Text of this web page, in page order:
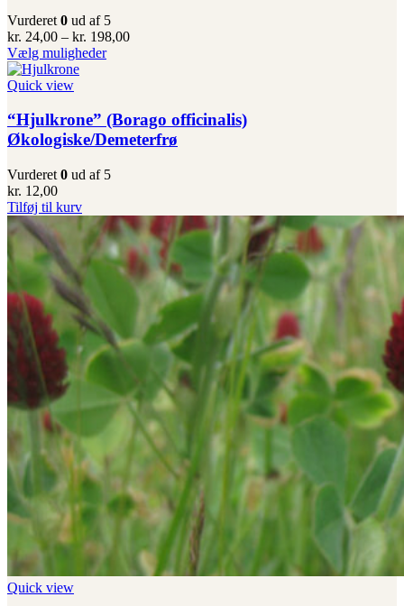
på
varesiden
Vurderet 0 ud af 5
kr. 24,00 – kr. 198,00Prisinterval:
Vælg mulighederDette
varianter.
Mulighederne
kan
på
Quick view
“Hjulkrone” (Borago officinalis)
Økologiske/Demeterfrø
Vurderet 0 ud af 5
kr. 12,00
Tilføj til kurv
Quick view